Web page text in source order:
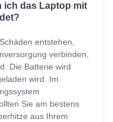
ich das Laptop mit
entstehen,
verbinden,
Die Batterie wird
wird. Im
Sie am bestens
aus Ihrem